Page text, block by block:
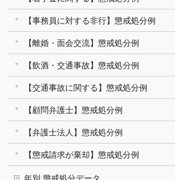
【事務員に対する非行】懲戒処分例
【離婚・面会交流】懲戒処分例
【飲酒・交通事故】懲戒処分例
【交通事故に関する】懲戒処分例
【顧問弁護士】懲戒処分例
【弁護士法人】懲戒処分例
【懲戒請求が棄却】懲戒処分例
年別 懲戒処分データ